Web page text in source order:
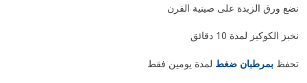
نضع ورق الزبدة على صينية الفرن
نخبز الكوكيز لمدة 10 دقائق
تحفظ بمرطبان ضغط لمدة يومين فقط